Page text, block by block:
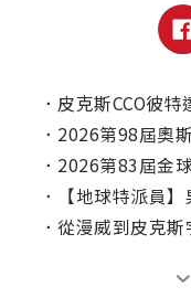
． 皮克斯CCO彼特達克特
． 2026第98屆奧
． 2026第83屆金
．
【地球特派員】男孩
． 從漫威到皮克斯宇宙